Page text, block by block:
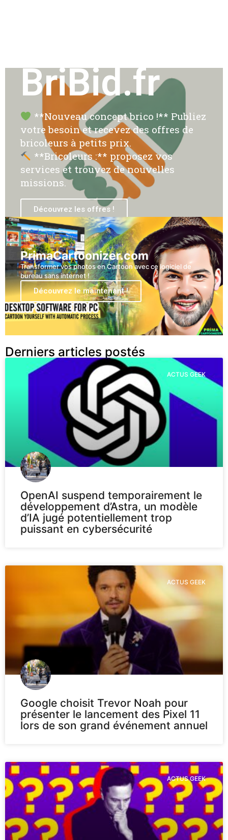
BriBid.fr
**Nouveau concept brico !** Publiez
votre besoin et recevez des offres de
bricoleurs à petits prix.
**Bricoleurs :** proposez vos
services et trouvez de nouvelles
missions.
Découvrez les offres !
PrimaCartoonizer.com
Transformer vos photos en Cartoon avec ce logiciel de
bureau sans internet !
Découvrez le maintenant !
Derniers articles postés
ACTUS GEEK
OpenAI suspend temporairement le
développement d’Astra, un modèle
d’IA jugé potentiellement trop
puissant en cybersécurité
ACTUS GEEK
Google choisit Trevor Noah pour
présenter le lancement des Pixel 11
lors de son grand événement annuel
ACTUS GEEK